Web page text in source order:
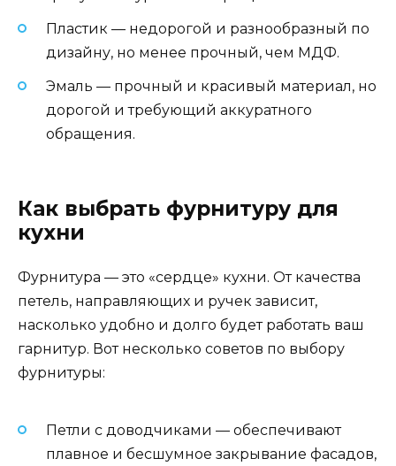
Пластик — недорогой и разнообразный по
дизайну, но менее прочный, чем МДФ.
Эмаль — прочный и красивый материал, но
дорогой и требующий аккуратного
обращения.
Как выбрать фурнитуру для
кухни
Фурнитура — это «сердце» кухни. От качества
петель, направляющих и ручек зависит,
насколько удобно и долго будет работать ваш
гарнитур. Вот несколько советов по выбору
фурнитуры:
Петли с доводчиками — обеспечивают
плавное и бесшумное закрывание фасадов,